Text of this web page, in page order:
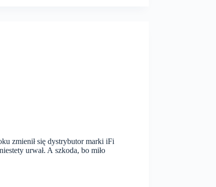
zmienił się dystrybutor marki iFi
urwał. A szkoda, bo miło